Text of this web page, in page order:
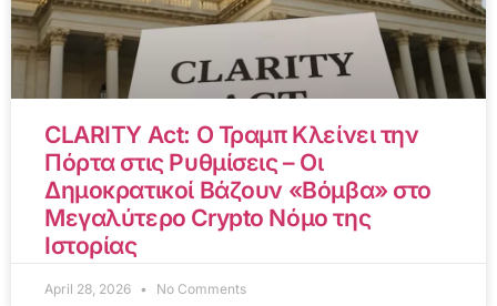
CLARITY Act: Ο Τραμπ Κλείνει την
Πόρτα στις Ρυθμίσεις – Οι
Δημοκρατικοί Βάζουν «Βόμβα» στο
Μεγαλύτερο Crypto Νόμο της
Ιστορίας
April 28, 2026 No Comments